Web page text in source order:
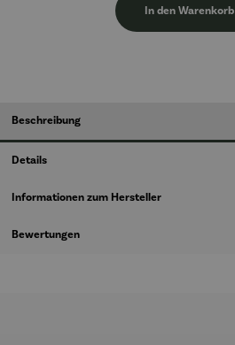
In den Warenkorb
Beschreibung
Details
Informationen zum Hersteller
Bewertungen